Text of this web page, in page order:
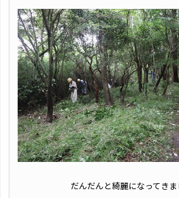
だんだんと綺麗になってき